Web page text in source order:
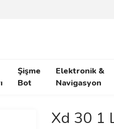
Şişme
Bot
Elektronik &
Navigasyon
Xd 30 1